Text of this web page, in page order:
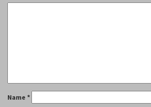
Name *